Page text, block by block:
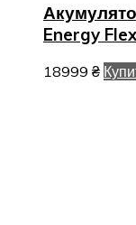
Energy
18999 ₴